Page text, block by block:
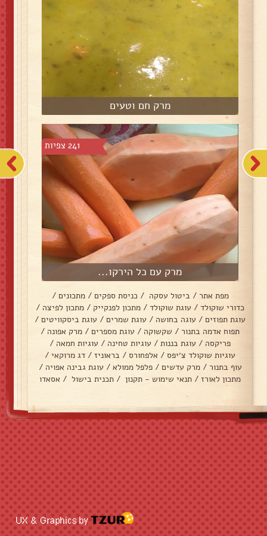
מרק חם וטעים
241 צפיות
מרק עם כל הירקו...
מפת אתר / ביטול עסקה / כניסת ספקים / מתכונים /
כדורי שוקולד / עוגת שוקולד / מתכון לפנקייק / מתכון לפיצה /
עוגת תפוזים / עוגה בחושה / עוגת שמרים / עוגת ביסקוויטים /
תפוח אדמה בתנור / שקשוקה / עוגת מספרים / מרק אפונה /
פריקסה / עוגת בננות / עוגיות טחינה / עוגיות חמאה /
עוגיות שוקולד צ׳יפס / אלפחורס / בראוניז / דג מרוקאי /
עוף בתנור / מרק עדשים / פלפל ממולא / עוגת גבינה אפויה /
מתכון לאורז / תנאי שימוש - תקנון / תכנית בישול / אסאדו